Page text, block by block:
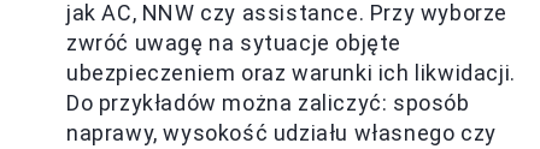
jak AC, NNW czy assistance. Przy wyborze
zwróć uwagę na sytuacje objęte
ubezpieczeniem oraz warunki ich likwidacji.
Do przykładów można zaliczyć: sposób
naprawy, wysokość udziału własnego czy